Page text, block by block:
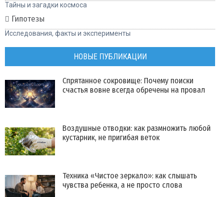
Тайны и загадки космоса
Гипотезы
Исследования, факты и эксперименты
НОВЫЕ ПУБЛИКАЦИИ
Спрятанное сокровище: Почему поиски
счастья вовне всегда обречены на провал
Воздушные отводки: как размножить любой
кустарник, не пригибая веток
Техника «Чистое зеркало»: как слышать
чувства ребенка, а не просто слова